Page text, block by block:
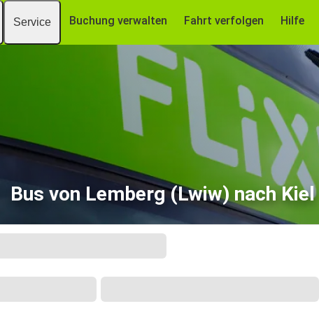
Service Buchung verwalten Fahrt verfolgen Hilfe
Bus von Lemberg (Lwiw) nach Kiel